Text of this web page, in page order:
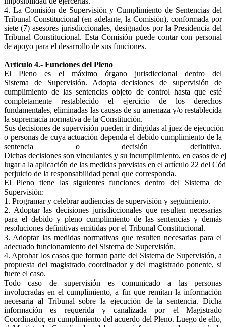
4. La Comisión de Supervisión y Cumplimiento de Sentencias del
Tribunal Constitucional (en adelante, la Comisión), conformada por
siete (7) asesores jurisdiccionales, designados por la Presidencia del
Tribunal Constitucional. Esta Comisión puede contar con personal
de apoyo para el desarrollo de sus funciones.
Artículo 4.- Funciones del Pleno
El Pleno es el máximo órgano jurisdiccional dentro del
Sistema de Supervisión. Adopta decisiones de supervisión de
cumplimiento de las sentencias objeto de control hasta que esté
completamente restablecido el ejercicio de los derechos
fundamentales, eliminadas las causas de su amenaza y/o restablecida
la supremacía normativa de la Constitución.
Sus decisiones de supervisión pueden ir dirigidas al juez de
o personas de cuya actuación dependa el debido cumplimiento de la
sentencia o decisión definitiva.
Dichas decisiones son vinculantes y su incumplimiento, en casos de
lugar a la aplicación de las medidas previstas en el artículo 22 del
perjuicio de la responsabilidad penal que corresponda.
El Pleno tiene las siguientes funciones dentro del Sistema de
Supervisión:
1. Programar y celebrar audiencias de supervisión y seguimiento.
2. Adoptar las decisiones jurisdiccionales que resulten necesarias
para el debido y pleno cumplimiento de las sentencias y demás
resoluciones definitivas emitidas por el Tribunal Constitucional.
3. Adoptar las medidas normativas que resulten necesarias para el
adecuado funcionamiento del Sistema de Supervisión.
4. Aprobar los casos que forman parte del Sistema de Supervisión, a
propuesta del magistrado coordinador y del magistrado ponente, si
fuere el caso.
Todo caso de supervisión es comunicado a las personas
involucradas en el cumplimiento, a fin que remitan la información
necesaria al Tribunal sobre la ejecución de la sentencia. Dicha
información es requerida y canalizada por el Magistrado
Coordinador, en cumplimiento del acuerdo del Pleno. Luego de ello,